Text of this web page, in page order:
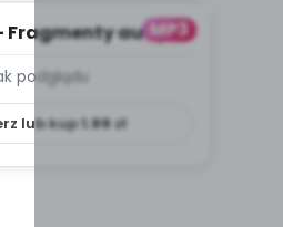
MP3
Fragmenty audycji
podglądu
lub kup1.99zł